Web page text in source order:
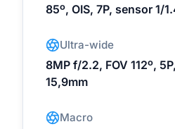
85º, OIS, 7P, sensor 1/
Ultra-wide
8MP f/2.2, FOV 112º,
15,9mm
Macro